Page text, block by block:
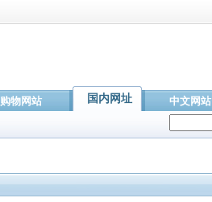
购物网站 国内网址 中文网站